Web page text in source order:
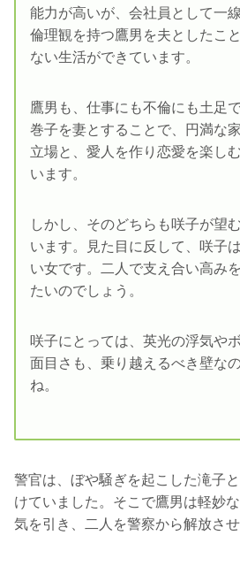
能力が高いが、会社員として一
倫理観を持つ鷹男を夫としたこ
ない生活ができています。
鷹男も、仕事にも不倫にも土足
巻子を妻とすることで、円満な
立場と、愛人を作り恋愛を楽し
います。
しかし、そのどちらも咲子が望
います。見た目に反して、咲子
い女です。二人で支え合い高み
たいのでしょう。
咲子にとっては、英光の浮気や
面目さも、乗り越えるべき壁な
ね。
警官は、ぼや騒ぎを起こした滝子
けていました。そこで鷹男は軽妙
気を引き、二人を警察から解放させ